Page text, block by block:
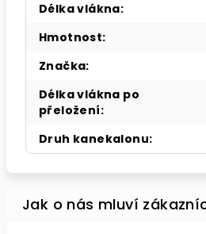
Délka vlákna:
Hmotnost:
Značka:
Délka vlákna po
přeložení:
Druh kanekalonu: